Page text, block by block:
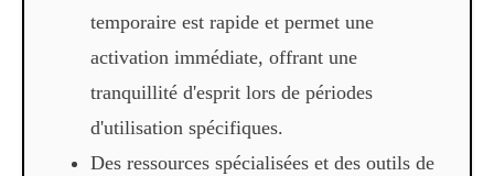
temporaire est rapide et permet une
activation immédiate, offrant une
tranquillité d'esprit lors de périodes
d'utilisation spécifiques.
Des ressources spécialisées et des outils de